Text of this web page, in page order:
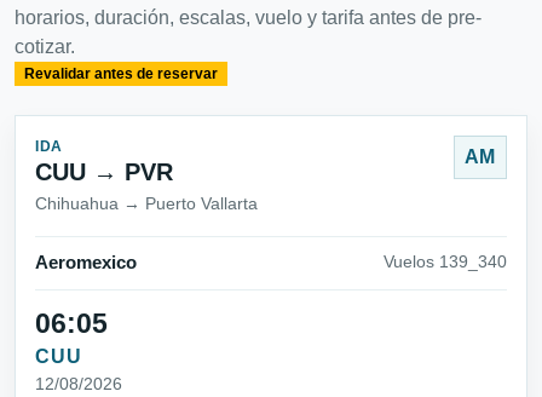
horarios, duración, escalas, vuelo y tarifa antes de pre-
cotizar.
Revalidar antes de reservar
IDA
CUU → PVR
Chihuahua → Puerto Vallarta
AM
Aeromexico Vuelos 139_340
06:05
CUU
12/08/2026